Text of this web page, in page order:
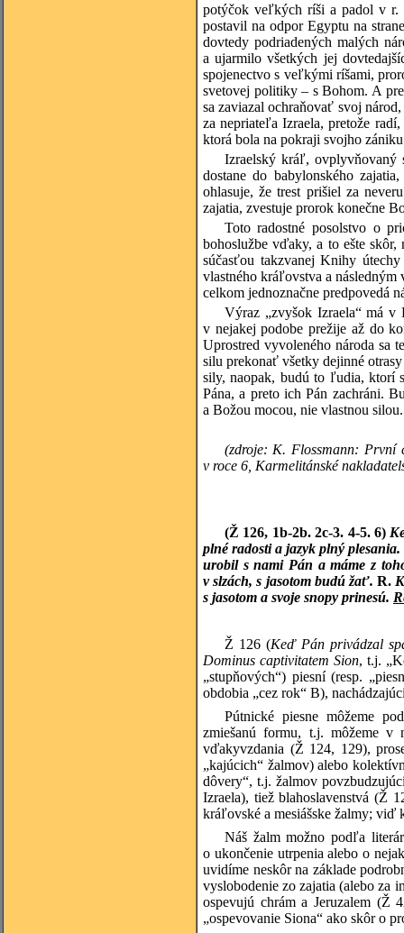
potýčok veľkých ríši a padol v r.
postavil na odpor Egyptu na
dovtedy podriadených malých
a ujarmilo všetkých jej
spojenectvo s veľkými ríšami,
svetovej politiky – s Bohom. A
sa zaviazal ochraňovať svoj
za nepriateľa Izraela, pretože
ktorá bola na pokraji svojho
Izraelský kráľ, ovplyvňovaný
dostane do babylonského
ohlasuje, že trest prišiel za
zajatia, zvestuje prorok konečne
Toto radostné posolstvo o
bohoslužbe vďaky, a to ešte
súčasťou takzvanej Knihy
vlastného kráľovstva a
celkom jednoznačne predpovedá
Výraz „zvyšok Izraela“ má v
v nejakej podobe prežije až do
Uprostred vyvoleného národa sa
silu prekonať všetky dejinné
sily, naopak, budú to ľudia, ktorí
Pána, a preto ich Pán zachráni.
a Božou mocou, nie vlastnou silou.
(zdroje: K. Flossmann:
v roce 6, Karmelitánské
(Ž 126, 1b-2b. 2c-3. 4-5. 6)
plné radosti a jazyk plný plesania.
urobil s nami Pán a máme z
v slzách, s jasotom budú žať.R.
s jasotom a svoje snopy prinesú.
Ž 126 (Keď Pán privádzal
Dominus captivitatem Sion, t.j.
„stupňových“) piesní (resp.
obdobia „cez rok“ B),
Pútnické piesne môžeme
zmiešanú formu, t.j. môžeme v
vďakyvzdania (Ž 124, 129),
„kajúcich“ žalmov) alebo
dôvery“, t.j. žalmov
Izraela), tiež blahoslavenstvá (Ž
kráľovské a mesiášske žalmy; viď
Náš žalm možno podľa
o ukončenie utrpenia alebo o
uvidíme neskôr na základe
vyslobodenie zo zajatia (alebo za
ospevujú chrám a Jeruzalem
„ospevovanie Siona“ ako skôr o